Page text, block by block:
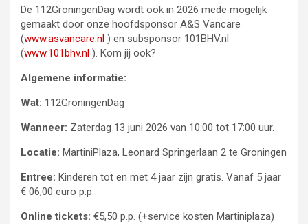
De 112GroningenDag wordt ook in 2026 mede mogelijk
gemaakt door onze hoofdsponsor A&S Vancare
(www.asvancare.nl ) en subsponsor 101BHV.nl
(www.101bhv.nl ). Kom jij ook?
Algemene informatie:
Wat: 112GroningenDag
Wanneer: Zaterdag 13 juni 2026 van 10:00 tot 17:00 uur.
Locatie: MartiniPlaza, Leonard Springerlaan 2 te Groningen
Entree: Kinderen tot en met 4 jaar zijn gratis. Vanaf 5 jaar
€ 06,00 euro p.p.
Online tickets: €5,50 p.p. (+service kosten Martiniplaza)